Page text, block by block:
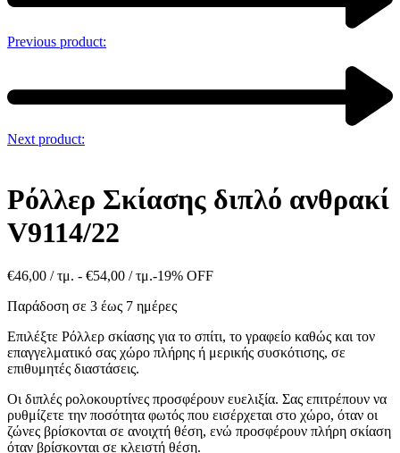
Previous product:
Next product:
Ρόλλερ Σκίασης διπλό ανθρακί
V9114/22
€46,00 / τμ. - €54,00 / τμ.-19% OFF
Παράδοση σε 3 έως 7 ημέρες
Επιλέξτε Ρόλλερ σκίασης για το σπίτι, το γραφείο καθώς και τον
επαγγελματικό σας χώρο πλήρης ή μερικής συσκότισης, σε
επιθυμητές διαστάσεις.
Οι διπλές ρολοκουρτίνες προσφέρουν ευελιξία. Σας επιτρέπουν να
ρυθμίζετε την ποσότητα φωτός που εισέρχεται στο χώρο, όταν οι
ζώνες βρίσκονται σε ανοιχτή θέση, ενώ προσφέρουν πλήρη σκίαση
όταν βρίσκονται σε κλειστή θέση.